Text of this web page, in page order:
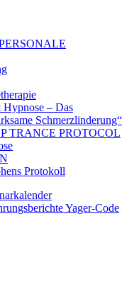
Hypnose – Das
Schmerzlinderung“
TRANCE PROTOCOL
Protokoll
Yager-Code